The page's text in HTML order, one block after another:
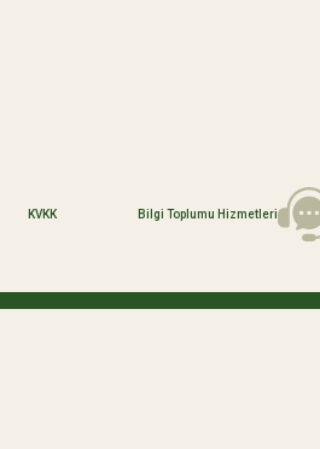
KVKK Bilgi Toplumu Hizmetleri